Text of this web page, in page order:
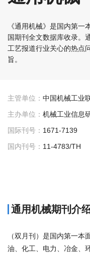
《通用机械》是国内第
国期刊全文数据库收录。
工艺报道行业关心的热点
旨。
主管单位： 中国机械工业
主办单位： 机械工业信息
国际刊号： 1671-7139
国内刊号： 11-4783/TH
通用机械期刊介
（双月刊）是国内第一
油、化工、电力、冶金、